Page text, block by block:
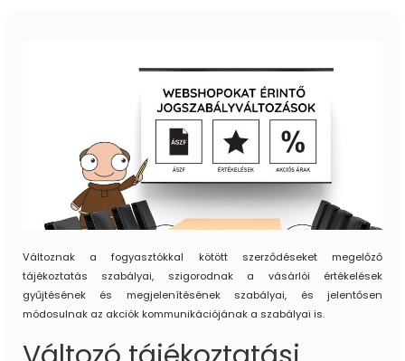
Változnak a fogyasztókkal kötött szerződéseket megelőző
tájékoztatás szabályai, szigorodnak a vásárlói értékelések
gyűjtésének és megjelenítésének szabályai, és jelentősen
módosulnak az akciók kommunikációjának a szabályai is.